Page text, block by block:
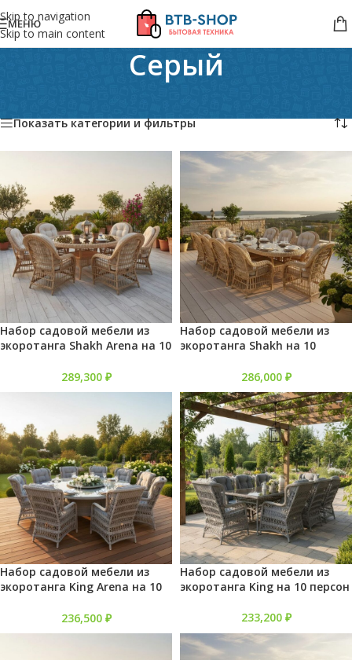
Skip to navigation
Skip to main content
МЕНЮ
Серый
Показать категории и фильтры
Набор садовой мебели из
экоротанга Shakh Arena на 10
289,300 ₽
Набор садовой мебели из
экоротанга Shakh на 10
286,000 ₽
Набор садовой мебели из
экоротанга King Arena на 10
236,500 ₽
Набор садовой мебели из
экоротанга King на 10 персон
233,200 ₽